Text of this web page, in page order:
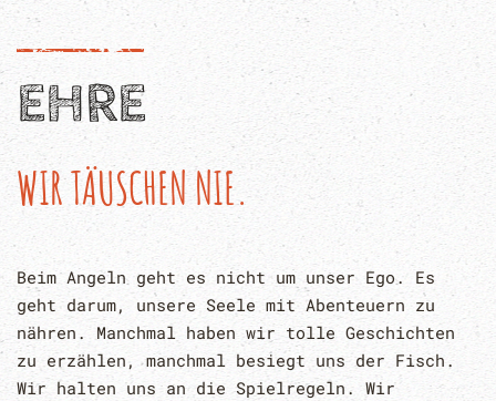
EHRE
WIR TÄUSCHEN NIE.
Beim Angeln geht es nicht um unser Ego. Es
geht darum, unsere Seele mit Abenteuern zu
nähren. Manchmal haben wir tolle Geschichten
zu erzählen, manchmal besiegt uns der Fisch.
Wir halten uns an die Spielregeln. Wir